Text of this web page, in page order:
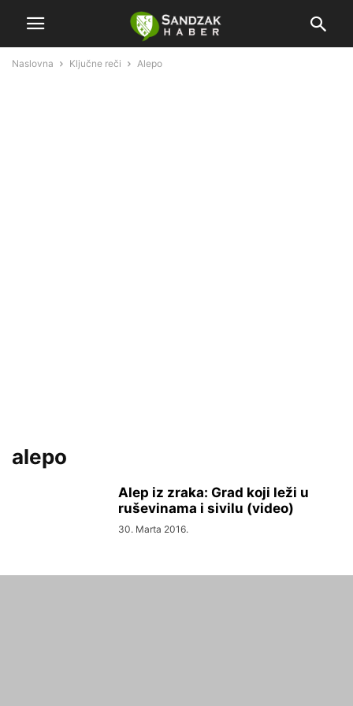
Naslovna Ključne reči Alepo
alepo
Alep iz zraka: Grad koji leži u
ruševinama i sivilu (video)
30. Marta 2016.